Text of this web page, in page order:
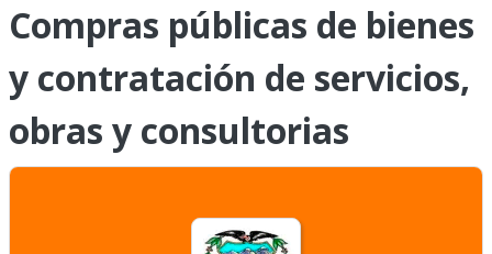
Compras públicas de bienes
y contratación de servicios,
obras y consultorias